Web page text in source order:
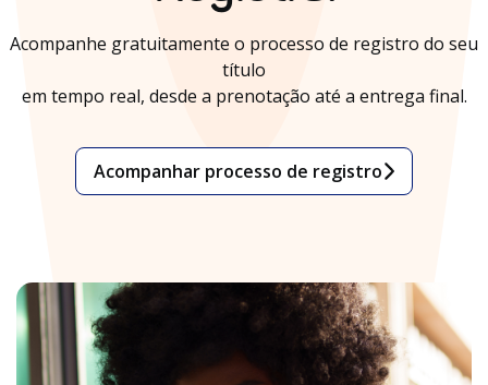
Acompanhe gratuitamente o processo de registro do seu
título
em tempo real, desde a prenotação até a entrega final.
Acompanhar processo de registro